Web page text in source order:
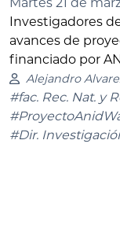
Martes 21 de
Investigadores
avances de
financiado por
Alejandro
#fac. Rec. Nat. y
#Dir.